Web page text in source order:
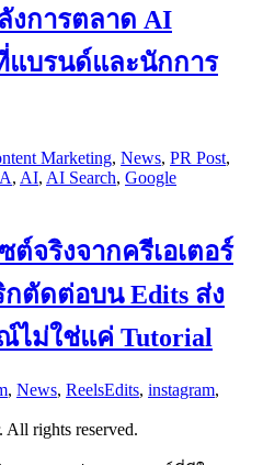
งการตลาด AI
แบรนด์และนักการ
Marketing, News, PR Post,
, AI, AI Search, Google
ต์จริงจากครีเอเตอร์
กตัดต่อบน Edits ส่ง
ไม่ใช่แค่ Tutorial
, News, ReelsEdits, instagram,
rights reserved.